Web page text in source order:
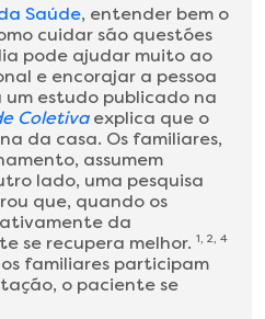
Saúde, entender bem o
cuidar são questões
pode ajudar muito ao
e encorajar a pessoa
estudo publicado na
Coletivaexplica que o
da casa. Os familiares,
assumem
lado, uma pesquisa
que, quando os
da
se recupera melhor. 1, 2, 4
familiares participam
o paciente se